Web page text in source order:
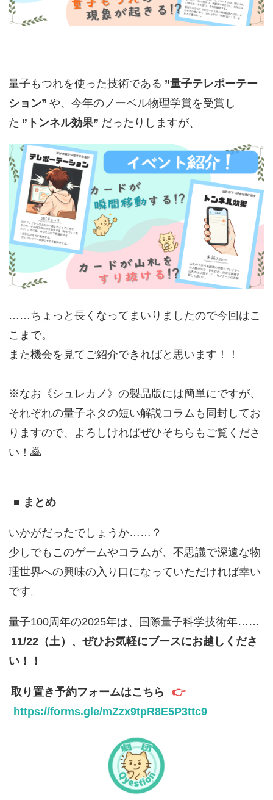
量子もつれを使った技術である ”量子テレポーテー
ション” や、今年のノーベル物理学賞を受賞し
た ”トンネル効果” だったりしますが、
……ちょっと長くなってまいりましたので今回はこ
こまで。
また機会を見てご紹介できればと思います！！
※なお《シュレカノ》の製品版には簡単にですが、
それぞれの量子ネタの短い解説コラムも同封してお
りますので、よろしければぜひそちらもご覧くださ
い！🙇
■ まとめ
いかがだったでしょうか……？
少しでもこのゲームやコラムが、不思議で深遠な物
理世界への興味の入り口になっていただければ幸い
です。
量子100周年の2025年は、国際量子科学技術年……
11/22（土）、ぜひお気軽にブースにお越しくださ
い！！
取り置き予約フォームはこちら
👉
https://forms.gle/mZzx9tpR8E5P3ttc9